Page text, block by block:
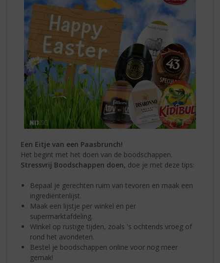
Een Eitje van een Paasbrunch!
Het begint met het doen van de boodschappen.
Stressvrij Boodschappen doen, doe je met deze tips:
Bepaal je gerechten ruim van tevoren en maak een
ingrediëntenlijst.
Maak een lijstje per winkel en per
supermarktafdeling.
Winkel op rustige tijden, zoals 's ochtends vroeg of
rond het avondeten.
Bestel je boodschappen online voor nog meer
gemak!